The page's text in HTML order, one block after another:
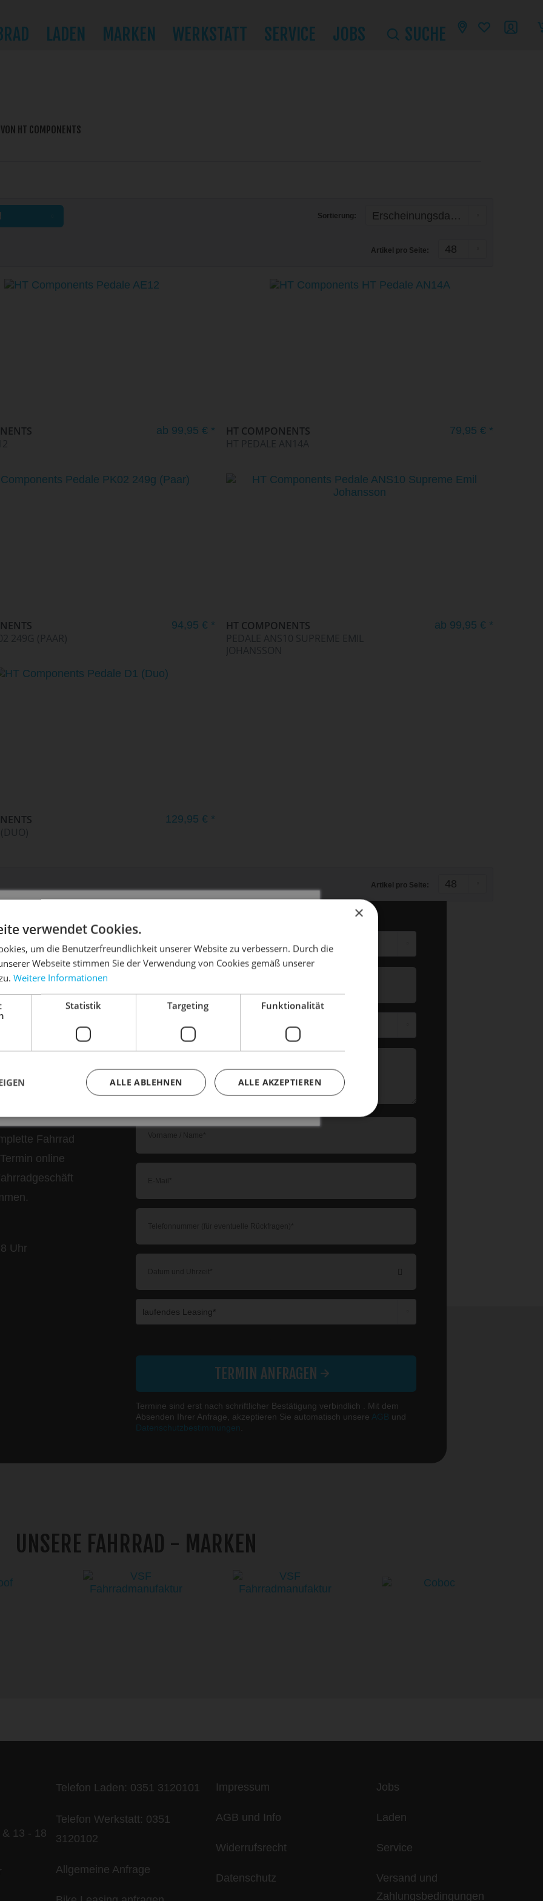
LADEN MARKEN WERKSTATT SERVICE JOBS SUCHE
HT COMPONENTS
Sortierung:
Artikel pro Seite:
ab 99,95 € *
HT COMPONENTS
HT PEDALE AN14A
79,95 € *
249G (PAAR)
94,95 € *
HT COMPONENTS
PEDALE ANS10 SUPREME EMIL
JOHANSSON
ab 99,95 € *
129,95 € *
Artikel pro Seite:
DIE SONNE LACHT, DEIN RAD ERWACHT
Bike frühlingsfit - gönn ihm den Service, den es verdient!
Dein Bike braucht Service, Wartung oder ein Update?
3120102
Fahrrad
online
Uhr
TERMIN ANFRAGEN
Termine sind erst nach schriftlicher Bestätigung verbindlich . Mit dem
Absenden Ihrer Anfrage, akzeptieren Sie automatisch unsere AGB und
Datenschutzbestimmungen
UNSERE FAHRRAD - MARKEN
13 - 18
Telefon Laden: 0351 3120101
Telefon Werkstatt: 0351
3120102
Allgemeine Anfrage
Impressum
AGB und Info
Widerrufsrecht
Datenschutz
Jobs
Laden
Service
Versand und
Zahlungsbedingungen
×
verwendet Cookies.
um die Benutzerfreundlichkeit unserer Website zu verbessern. Durch die
Webseite stimmen Sie der Verwendung von Cookies gemäß unserer
Weitere Informationen
Statistik Targeting Funktionalität
ALLE AKZEPTIEREN
ALLE ABLEHNEN